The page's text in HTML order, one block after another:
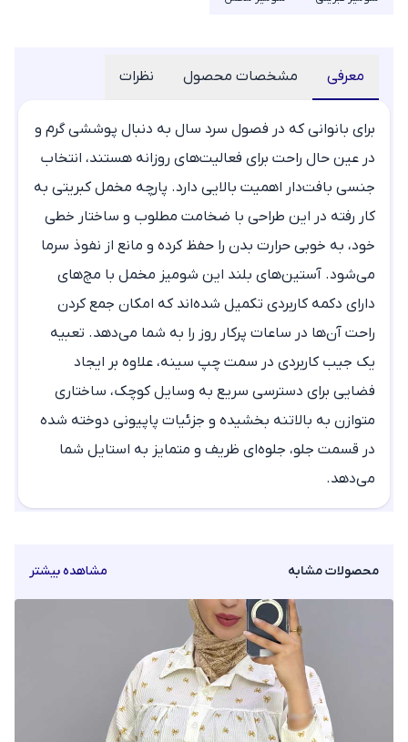
معرفی مشخصات محصول نظرات
برای بانوانی که در فصول سرد سال به دنبال پوششی گرم و
در عین حال راحت برای فعالیت‌های روزانه هستند، انتخاب
جنسی بافت‌دار اهمیت بالایی دارد. پارچه مخمل کبریتی به
کار رفته در این طراحی با ضخامت مطلوب و ساختار خطی
خود، به خوبی حرارت بدن را حفظ کرده و مانع از نفوذ سرما
می‌شود. آستین‌های بلند این شومیز مخمل با مچ‌های
دارای دکمه کاربردی تکمیل شده‌اند که امکان جمع کردن
راحت آن‌ها در ساعات پرکار روز را به شما می‌دهد. تعبیه
یک جیب کاربردی در سمت چپ سینه، علاوه بر ایجاد
فضایی برای دسترسی سریع به وسایل کوچک، ساختاری
متوازن به بالاتنه بخشیده و جزئیات پاپیونی دوخته شده
در قسمت جلو، جلوه‌ای ظریف و متمایز به استایل شما
می‌دهد.
محصولات مشابه مشاهده بیشتر